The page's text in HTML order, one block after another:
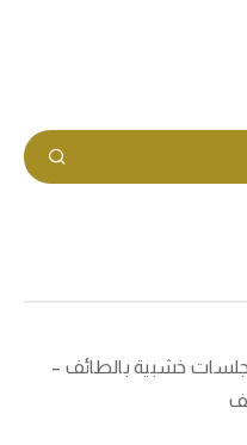
برجولات الطائف 0551116940 جلسات خشبية بالطائف –